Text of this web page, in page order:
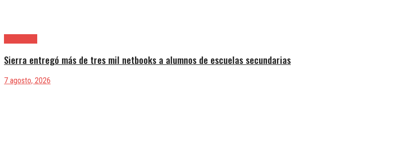
Sierra entregó más de tres mil netbooks a alumnos de escuelas secundarias
7 agosto, 2026